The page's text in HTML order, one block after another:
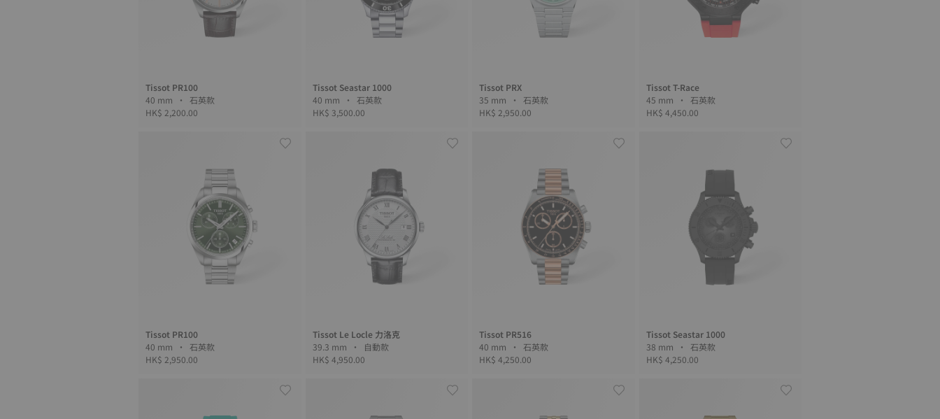
Tissot PR100
40 mm • 石英款
HK$ 2,200.00
Tissot Seastar 1000
40 mm • 石英款
HK$ 3,500.00
Tissot PRX
35 mm • 石英款
HK$ 2,950.00
Tissot T-Race
45 mm • 石英款
HK$ 4,450.00
Tissot PR100
40 mm • 石英款
HK$ 2,950.00
Tissot Le Locle 力洛克
39.3 mm • 自動款
HK$ 4,950.00
Tissot PR516
40 mm • 石英款
HK$ 4,250.00
Tissot Seastar 1000
38 mm • 石英款
HK$ 4,250.00